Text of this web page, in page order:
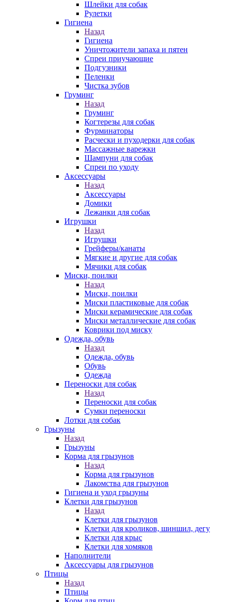
Шлейки для собак
Рулетки
Гигиена
Назад
Гигиена
Уничтожители запаха и пятен
Спреи приучающие
Подгузники
Пеленки
Чистка зубов
Груминг
Назад
Груминг
Когтерезы для собак
Фурминаторы
Расчески и пуходерки для собак
Массажные варежки
Шампуни для собак
Спреи по уходу
Аксессуары
Назад
Аксессуары
Домики
Лежанки для собак
Игрушки
Назад
Игрушки
Грейферы/канаты
Мягкие и другие для собак
Мячики для собак
Миски, поилки
Назад
Миски, поилки
Миски пластиковые для собак
Миски керамические для собак
Миски металлические для собак
Коврики под миску
Одежда, обувь
Назад
Одежда, обувь
Обувь
Одежда
Переноски для собак
Назад
Переноски для собак
Сумки переноски
Лотки для собак
Грызуны
Назад
Грызуны
Корма для грызунов
Назад
Корма для грызунов
Лакомства для грызунов
Гигиена и уход грызуны
Клетки для грызунов
Назад
Клетки для грызунов
Клетки для кроликов, шиншил, дегу
Клетки для крыс
Клетки для хомяков
Наполнители
Аксессуары для грызунов
Птицы
Назад
Птицы